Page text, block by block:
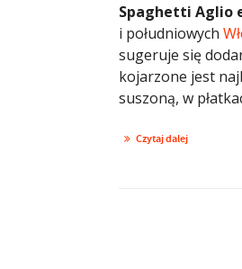
Spaghetti Aglio
i południowych
sugeruje się
kojarzone jest
suszoną, w
Czytaj dalej